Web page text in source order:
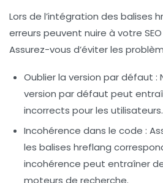
Lors de l’intégration des balises
erreurs peuvent nuire à votre
Assurez-vous d’éviter les
Oublier la version par défaut :
version par défaut peut
incorrects pour les utilisateurs.
Incohérence dans le code :
les balises hreflang
incohérence peut entraîner
moteurs de recherche.